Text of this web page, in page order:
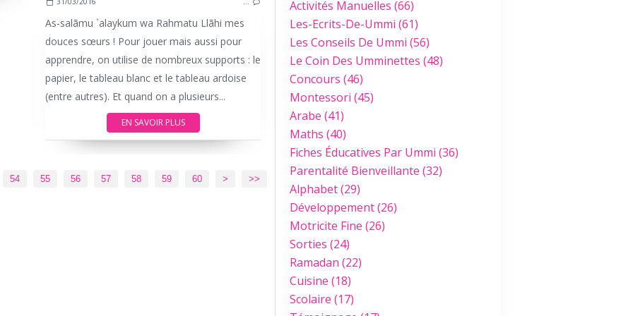
As-salãmu `alaykum wa Rahmatu Llãhi mes
douces sœurs ! Pour jouer mais aussi pour
apprendre, on utilise de nombreux supports : le
papier, le tableau blanc et le tableau ardoise
(entre autres). Et quand on a plusieurs...
EN SAVOIR PLUS
54 55 56 57 58 59 60 70
80
> >>
Activités Manuelles (66)
Les-Ecrits-De-Ummi (61)
Les Conseils De Ummi (56)
Le Coin Des Umminettes (48)
Concours (46)
Montessori (45)
Arabe (41)
Maths (40)
Fiches Éducatives Par Ummi (36)
Parentalité Bienveillante (32)
Alphabet(29)
Développement(26)
Motricite Fine (26)
Sorties (24)
Ramadan (22)
Cuisine (18)
Scolaire (17)